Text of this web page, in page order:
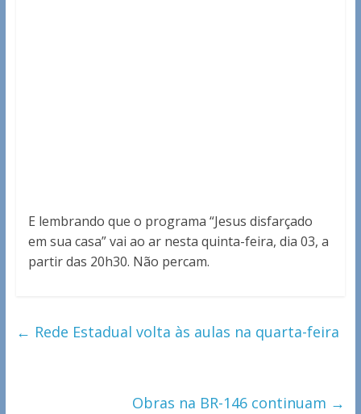
E lembrando que o programa “Jesus disfarçado
em sua casa” vai ao ar nesta quinta-feira, dia 03, a
partir das 20h30. Não percam.
← Rede Estadual volta às aulas na quarta-feira
Obras na BR-146 continuam →